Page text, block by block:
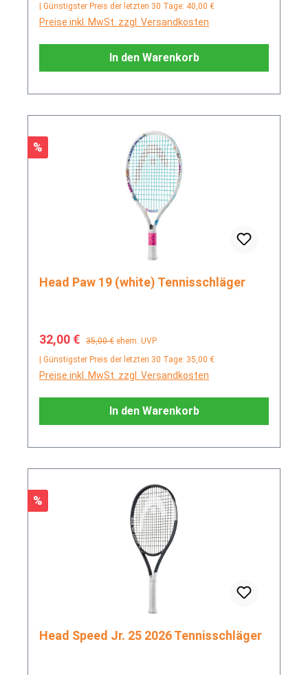
| Günstigster Preis der letzten 30 Tage: 40,00 €
Preise inkl. MwSt. zzgl. Versandkosten
In den Warenkorb
Rabatt
%
Head Paw 19 (white) Tennisschläger
Verkaufspreis:
32,00 € Regulärer Preis:
35,00 € ehem. UVP
| Günstigster Preis der letzten 30 Tage: 35,00 €
Preise inkl. MwSt. zzgl. Versandkosten
In den Warenkorb
Rabatt
%
Head Speed Jr. 25 2026 Tennisschläger